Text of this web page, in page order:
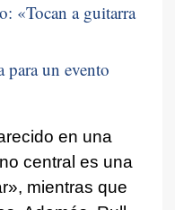
«Tocan a guitarra
para un evento
en una
central es una
mientras que